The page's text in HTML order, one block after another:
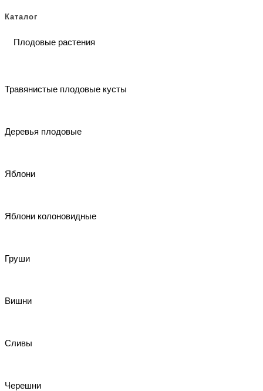
Каталог
Плодовые растения
Травянистые плодовые кусты
Деревья плодовые
Яблони
Яблони колоновидные
Груши
Вишни
Сливы
Черешни